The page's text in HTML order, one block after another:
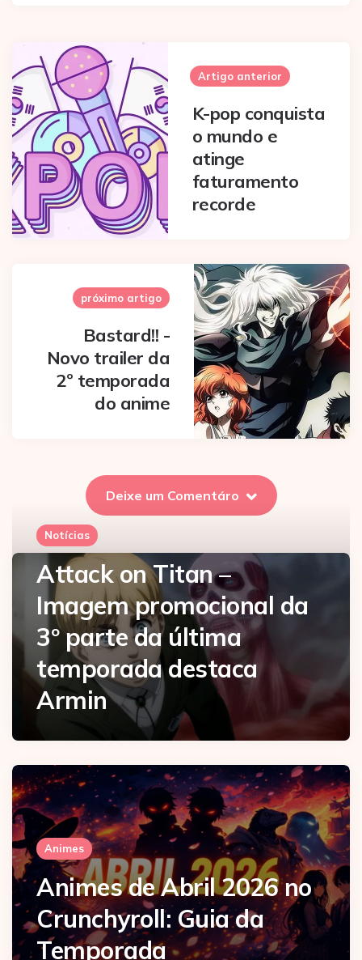
Post
navigation
Artigo anterior
K-pop conquista
o mundo e
atinge
faturamento
recorde
próximo artigo
Bastard!! -
Novo trailer da
2º temporada
do anime
Deixe um Comentáro
Notícias
Attack on Titan –
Imagem promocional da
3º parte da última
temporada destaca
Armin
Animes
Animes de Abril 2026 no
Crunchyroll: Guia da
Temporada